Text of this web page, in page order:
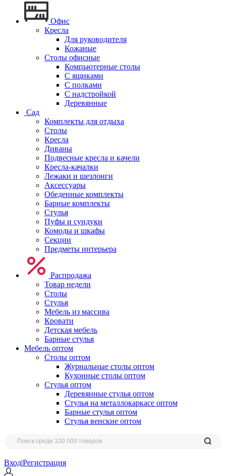
Офис
Кресла
Для руководителя
Кожаные
Столы офисные
Компьютерные столы
С ящиками
С полками
С надстройкой
Деревянные
Сад
Комплекты для отдыха
Столы
Кресла
Диваны
Подвесные кресла и качели
Кресла-качалки
Лежаки и шезлонги
Аксессуары
Обеденные комплекты
Барные комплекты
Стулья
Пуфы и сундуки
Комоды и шкафы
Секции
Предметы интерьера
Распродажа
Товар недели
Столы
Стулья
Мебель из массива
Кровати
Детская мебель
Барные стулья
Мебель оптом
Столы оптом
Журнальные столы оптом
Кухонные столы оптом
Стулья оптом
Деревянные стулья оптом
Стулья на металлокаркасе оптом
Барные стулья оптом
Стулья венские оптом
Вход|Регистрация